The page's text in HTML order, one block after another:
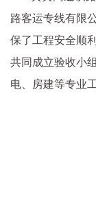
路客运专线有限
保了工程安全顺
共同成立验收小
电、房建等专业